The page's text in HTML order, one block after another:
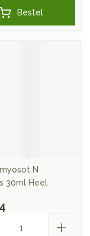
Bestel
N
30ml Heel